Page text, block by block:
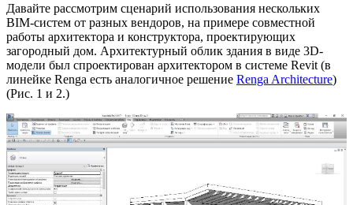
Давайте рассмотрим сценарий использования нескольких
BIM-систем от разных вендоров, на примере совместной
работы архитектора и конструктора, проектирующих
загородный дом. Архитектурный облик здания в виде 3D-
модели был спроектирован архитектором в системе Revit (в
линейке Renga есть аналогичное решение Renga Architecture)
(Рис. 1 и 2.)